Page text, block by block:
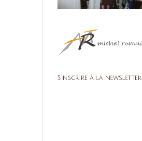
S’inscrire à la newsletter